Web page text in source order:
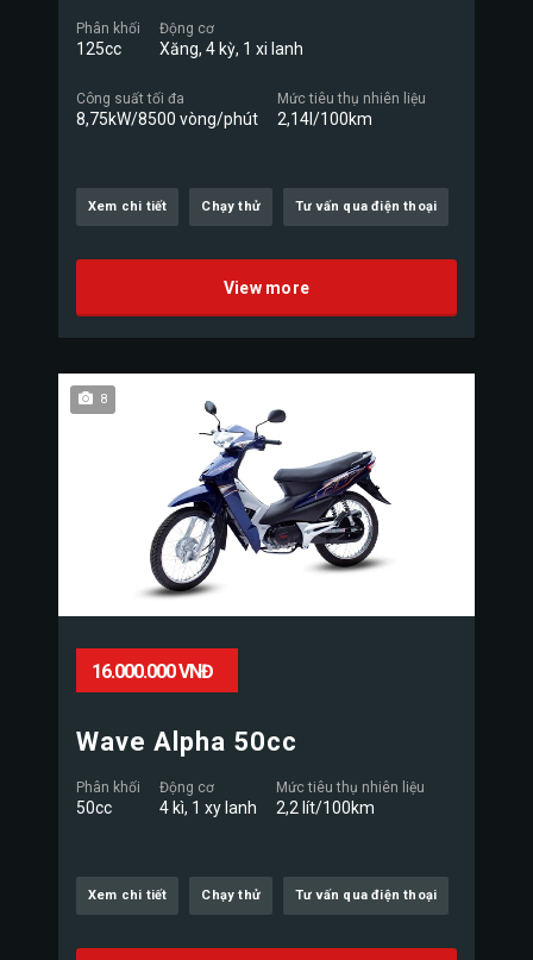
Phân khối
125cc
Động cơ
Xăng, 4 kỳ, 1 xi lanh
Công suất tối đa
8,75kW/8500 vòng/phút
Mức tiêu thụ nhiên liệu
2,14l/100km
Xem chi tiết Chạy thử Tư vấn qua điện thoại
View more
8
16.000.000 VNĐ
Wave Alpha 50cc
Phân khối
50cc
Động cơ
4 kì, 1 xy lanh
Mức tiêu thụ nhiên liệu
2,2 lít/100km
Xem chi tiết Chạy thử Tư vấn qua điện thoại